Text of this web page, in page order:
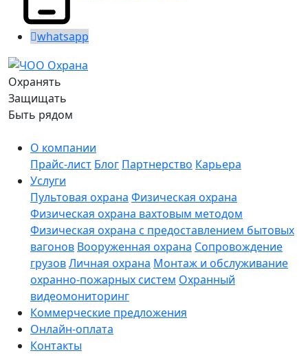
whatsapp
Охранять
Защищать
Быть рядом
О компании
Прайс-лист Блог Партнерство Карьера
Услуги
Пультовая охрана Физическая охрана
Физическая охрана вахтовым методом
Физическая охрана с предоставлением бытовых
вагонов Вооруженная охрана Сопровождение
грузовЛичная охрана Монтаж и обслуживание
охранно-пожарных систем Охранный
видеомониторинг
Коммерческие предложения
Онлайн-оплата
Контакты